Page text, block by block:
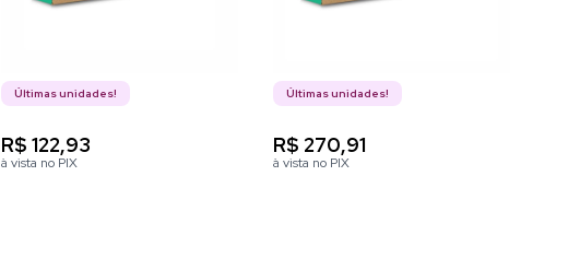
Últimas unidades!
R$ 122,93
à vista no PIX
Últimas unidades!
R$ 270,91
à vista no PIX